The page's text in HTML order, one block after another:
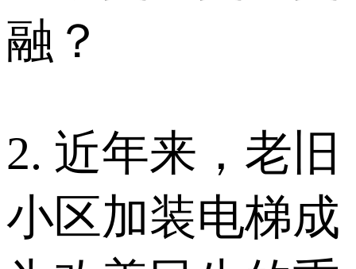
融？
2. 近年来，老旧
小区加装电梯成